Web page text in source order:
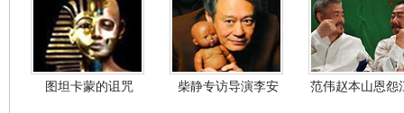
图坦卡蒙的诅咒 柴静专访导演李安 范伟赵本山恩怨